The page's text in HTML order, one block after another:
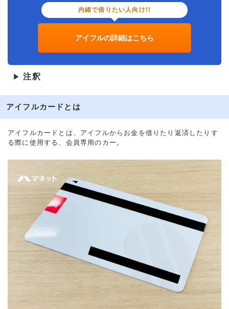
内緒で借りたい人向け!!
アイフルの詳細はこちら
▶ 注釈
アイフルカードとは
アイフルカードとは、アイフルからお金を借りたり返済したりす
る際に使用する、会員専用のカー。